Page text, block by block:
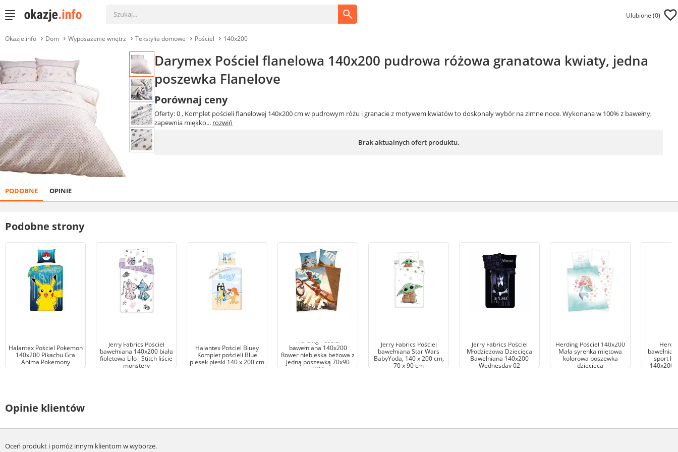
Ulubione (0)
Okazje.info Dom Wyposażenie wnętrz Tekstylia domowe Pościel 140x200
Darymex Pościel flanelowa 140x200 pudrowa różowa granatowa kwiaty, jedna
poszewka Flanelove
Porównaj ceny
Oferty: 0, Komplet pościeli flanelowej 140x200 cm w pudrowym różu i granacie z motywem kwiatów to doskonały wybór na zimne noce. Wykonana w 100% z bawełny,
zapewnia miękko... rozwiń
Brak aktualnych ofert produktu.
PODOBNE OPINIE
Podobne strony
Halantex Pościel Pokemon
140x200 Pikachu Gra
Anima Pokemony
Jerry Fabrics Pościel
bawełniana 140x200 biała
fioletowa Lilo i Stitch liście
monstery
Halantex Pościel Bluey
Komplet pościeli Blue
piesek pieski 140 x 200 cm
Herding Pościel
bawełniana 140x200
Rower niebieska beżowa z
jedną poszewką 70x90
H23
Jerry Fabrics Pościel
bawełniana Star Wars
BabyYoda, 140 x 200 cm,
70 x 90 cm
Jerry Fabrics Pościel
Młodzieżowa Dziecięca
Bawełniana 140x200
Wednesday 02
Herding Pościel 140x200
Mała syrenka miętowa
kolorowa poszewka
dziecięca
sport
140x200
Opinie klientów
Oceń produkt i pomóż innym klientom w wyborze.